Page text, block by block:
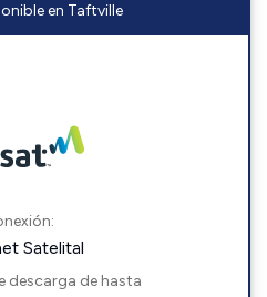
en Taftville
Satelital
descarga de hasta